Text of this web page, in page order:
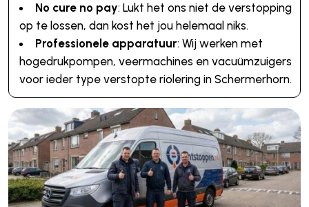
No cure no pay: Lukt het ons niet de verstopping
op te lossen, dan kost het jou helemaal niks.
Professionele apparatuur: Wij werken met
hogedrukpompen, veermachines en vacuümzuigers
voor ieder type verstopte riolering in Schermerhorn.